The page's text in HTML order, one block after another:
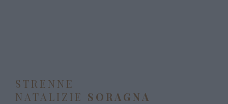
STRENNE
NATALIZIE SORAGNA